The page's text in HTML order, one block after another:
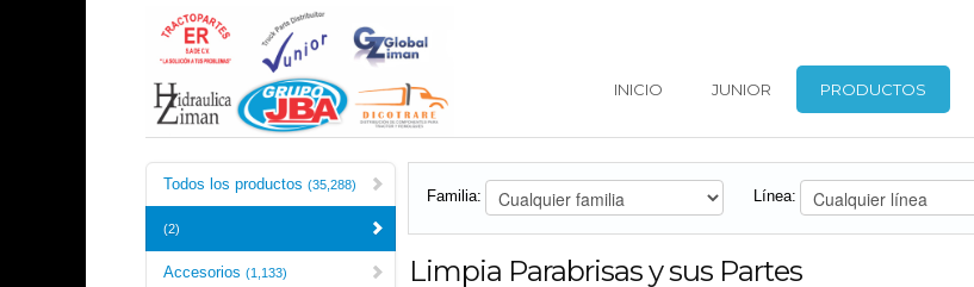
INICIO JUNIOR PRODUCTOS
Todos los productos (35,288)
(2)
Accesorios (1,133)
Familia: Línea:
Limpia Parabrisas y sus Partes